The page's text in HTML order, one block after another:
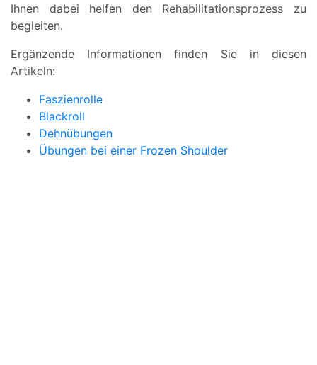
Ihnen dabei helfen den Rehabilitationsprozess zu
begleiten.
Ergänzende Informationen finden Sie in diesen
Artikeln:
Faszienrolle
Blackroll
Dehnübungen
Übungen bei einer Frozen Shoulder